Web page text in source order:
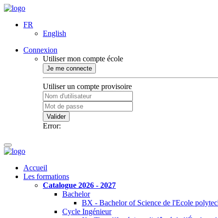
FR
English
Connexion
Utiliser mon compte école
Je me connecte
Utiliser un compte provisoire
Valider
Error:
Accueil
Les formations
Catalogue 2026 - 2027
Bachelor
BX - Bachelor of Science de l'Ecole
Cycle Ingénieur